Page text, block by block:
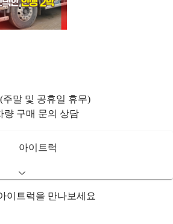
주말 및 공휴일 휴무)
량 구매 문의 상담
아이트럭
이트럭을 만나보세요